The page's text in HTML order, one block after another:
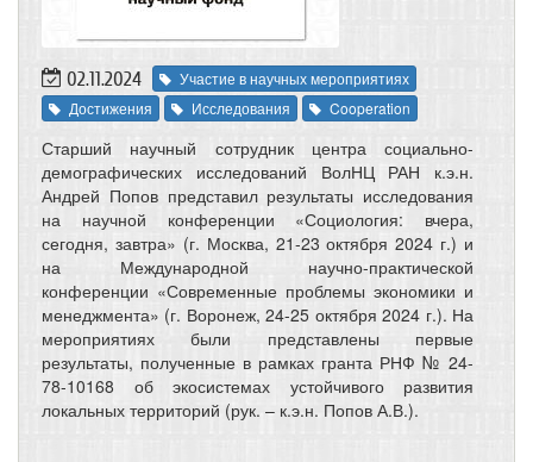
02.11.2024
Участие в научных мероприятиях
Достижения
Исследования Cooperation
Старший научный сотрудник центра социально-
демографических исследований ВолНЦ РАН к.э.н.
Андрей Попов представил результаты исследования
на научной конференции «Социология: вчера,
сегодня, завтра» (г. Москва, 21-23 октября 2024 г.) и
на Международной научно-практической
конференции «Современные проблемы экономики и
менеджмента» (г. Воронеж, 24-25 октября 2024 г.). На
мероприятиях были представлены первые
результаты, полученные в рамках гранта РНФ № 24-
78-10168 об экосистемах устойчивого развития
локальных территорий (рук. – к.э.н. Попов А.В.).